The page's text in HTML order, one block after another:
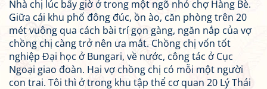
Nhà chị lúc bấy giờ ở trong một ngõ nhỏ chợ Hàng Bè.
Giữa cái khu phố đông đúc, ồn ào, căn phòng trên 20
mét vuông qua cách bài trí gọn gàng, ngăn nắp của vợ
chồng chị càng trở nên ưa mắt. Chồng chị vốn tốt
nghiệp Đại học ở Bungari, về nước, công tác ở Cục
Ngoại giao đoàn. Hai vợ chồng chị có mỗi một người
con trai. Tôi thì ở trong khu tập thể cơ quan 20 Lý Thái